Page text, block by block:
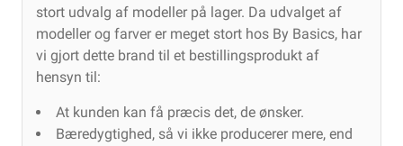
stort udvalg af modeller på lager. Da udvalget af
modeller og farver er meget stort hos By Basics, har
vi gjort dette brand til et bestillingsprodukt af
hensyn til:
At kunden kan få præcis det, de ønsker.
Bæredygtighed, så vi ikke producerer mere, end